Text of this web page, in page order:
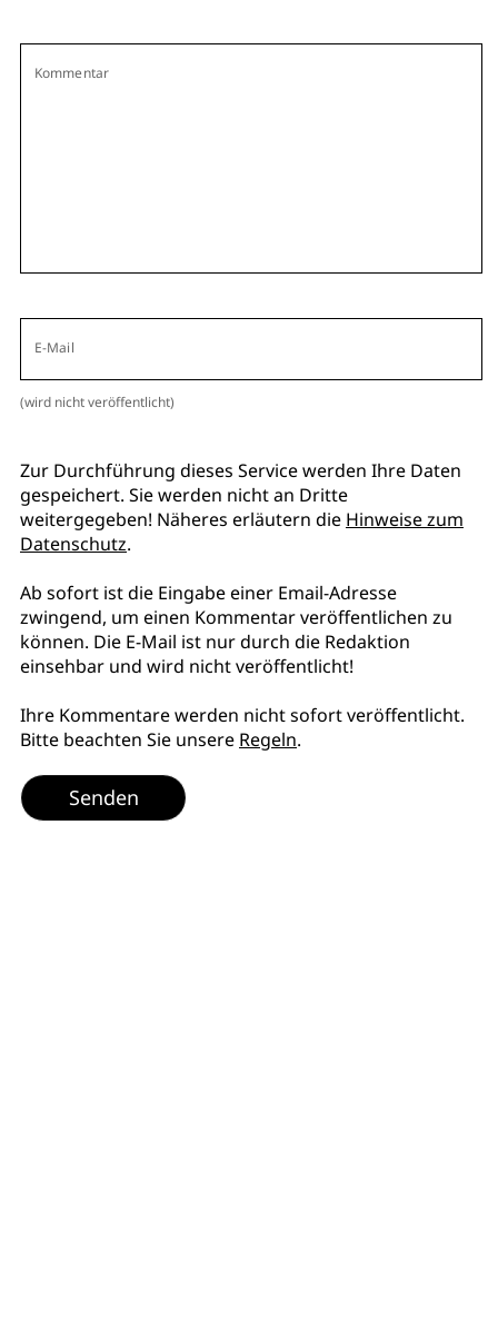
Kommentar
E-Mail
(wird nicht veröffentlicht)
Zur Durchführung dieses Service werden Ihre Daten
gespeichert. Sie werden nicht an Dritte
weitergegeben! Näheres erläutern die Hinweise zum
Datenschutz.
Ab sofort ist die Eingabe einer Email-Adresse
zwingend, um einen Kommentar veröffentlichen zu
können. Die E-Mail ist nur durch die Redaktion
einsehbar und wird nicht veröffentlicht!
Ihre Kommentare werden nicht sofort veröffentlicht.
Bitte beachten Sie unsere Regeln.
Senden